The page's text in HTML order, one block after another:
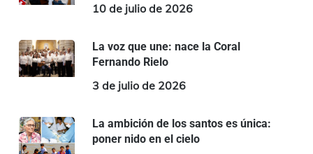
10 de julio de 2026
La voz que une: nace la Coral
Fernando Rielo
3 de julio de 2026
La ambición de los santos es única:
poner nido en el cielo